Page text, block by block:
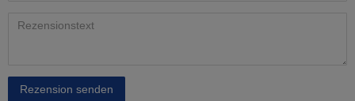
Rezension senden